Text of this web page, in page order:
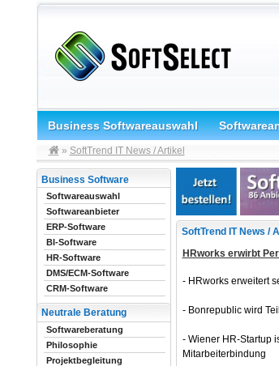
Business Softwareauswahl
» SoftTrend IT News / Artikel
SoftTrend IT News /
HRworks erwirbt
- HRworks erweitert
- Bonrepublic wird
- Wiener HR-Startup
Mitarbeiterbindung
Business Software
Softwareauswahl
Softwareanbieter
ERP-Software
BI-Software
HR-Software
DMS/ECM-Software
CRM-Software
Neutrale Beratung
Softwareberatung
Philosophie
Projektbegleitung